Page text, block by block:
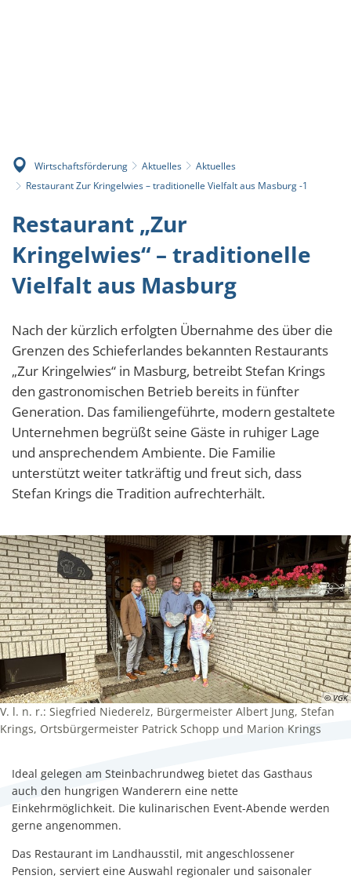
Wirtschaftsförderung Aktuelles
Aktuelles
Restaurant Zur Kringelwies – traditionelle Vielfalt aus Masburg -1
Restaurant „Zur
Kringelwies“ – traditionelle
Vielfalt aus Masburg
Nach der kürzlich erfolgten Übernahme des über die
Grenzen des Schieferlandes bekannten Restaurants
„Zur Kringelwies“ in Masburg, betreibt Stefan Krings
den gastronomischen Betrieb bereits in fünfter
Generation. Das familiengeführte, modern gestaltete
Unternehmen begrüßt seine Gäste in ruhiger Lage
und ansprechendem Ambiente. Die Familie
unterstützt weiter tatkräftig und freut sich, dass
Stefan Krings die Tradition aufrechterhält.
© VGK
V. l. n. r.: Siegfried Niederelz, Bürgermeister Albert Jung, Stefan
Krings, Ortsbürgermeister Patrick Schopp und Marion Krings
Ideal gelegen am Steinbachrundweg bietet das Gasthaus
auch den hungrigen Wanderern eine nette
Einkehrmöglichkeit. Die kulinarischen Event-Abende werden
gerne angenommen.
Das Restaurant im Landhausstil, mit angeschlossener
Pension, serviert eine Auswahl regionaler und saisonaler